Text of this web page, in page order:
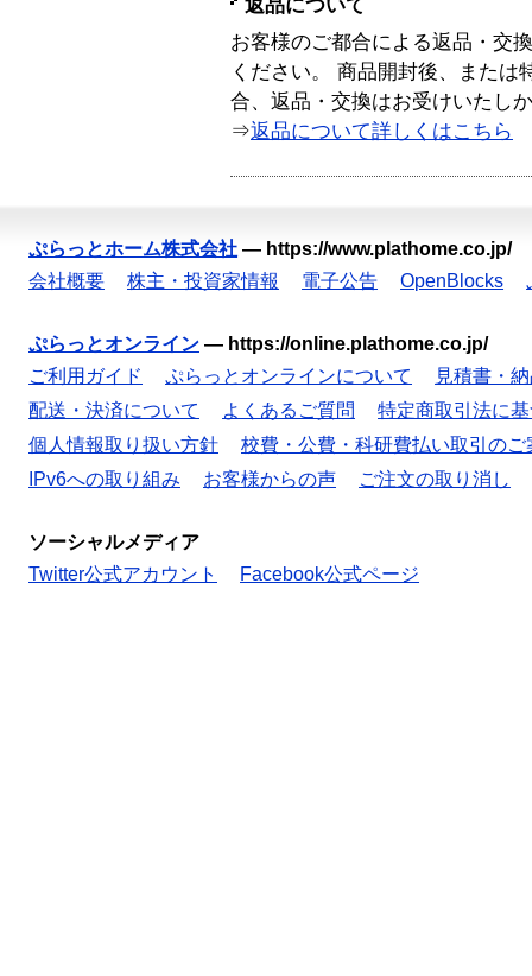
返品について
お客様のご都合による返品・交
ください。 商品開封後、または
合、返品・交換はお受けいたし
⇒返品について詳しくはこちら
ぷらっとホーム株式会社 — https://www.plathome.co.jp/
会社概要
株主・投資家情報 電子公告 OpenBlocks
ぷらっとオンライン — https://online.plathome.co.jp/
ご利用ガイド
ぷらっとオンラインについて
見積書・
配送・決済について
よくあるご質問
特定商取引法に
個人情報取り扱い方針
校費・公費・科研費払い取引のご
IPv6への取り組み
お客様からの声 ご注文の取り消し
ソーシャルメディア
Twitter公式アカウント
Facebook公式ページ